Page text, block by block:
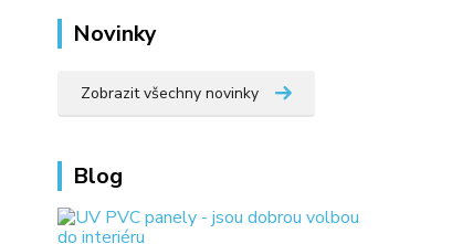
Novinky
Zobrazit všechny novinky
Blog